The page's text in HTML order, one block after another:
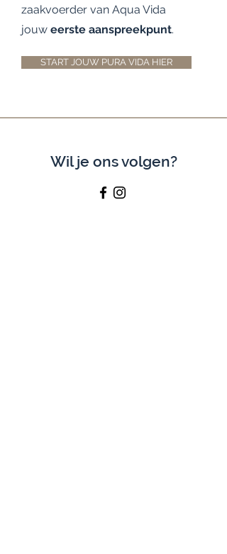
zaakvoerder van Aqua Vida
jouw eerste aanspreekpunt.
START JOUW PURA VIDA HIER
Wil je ons volgen?